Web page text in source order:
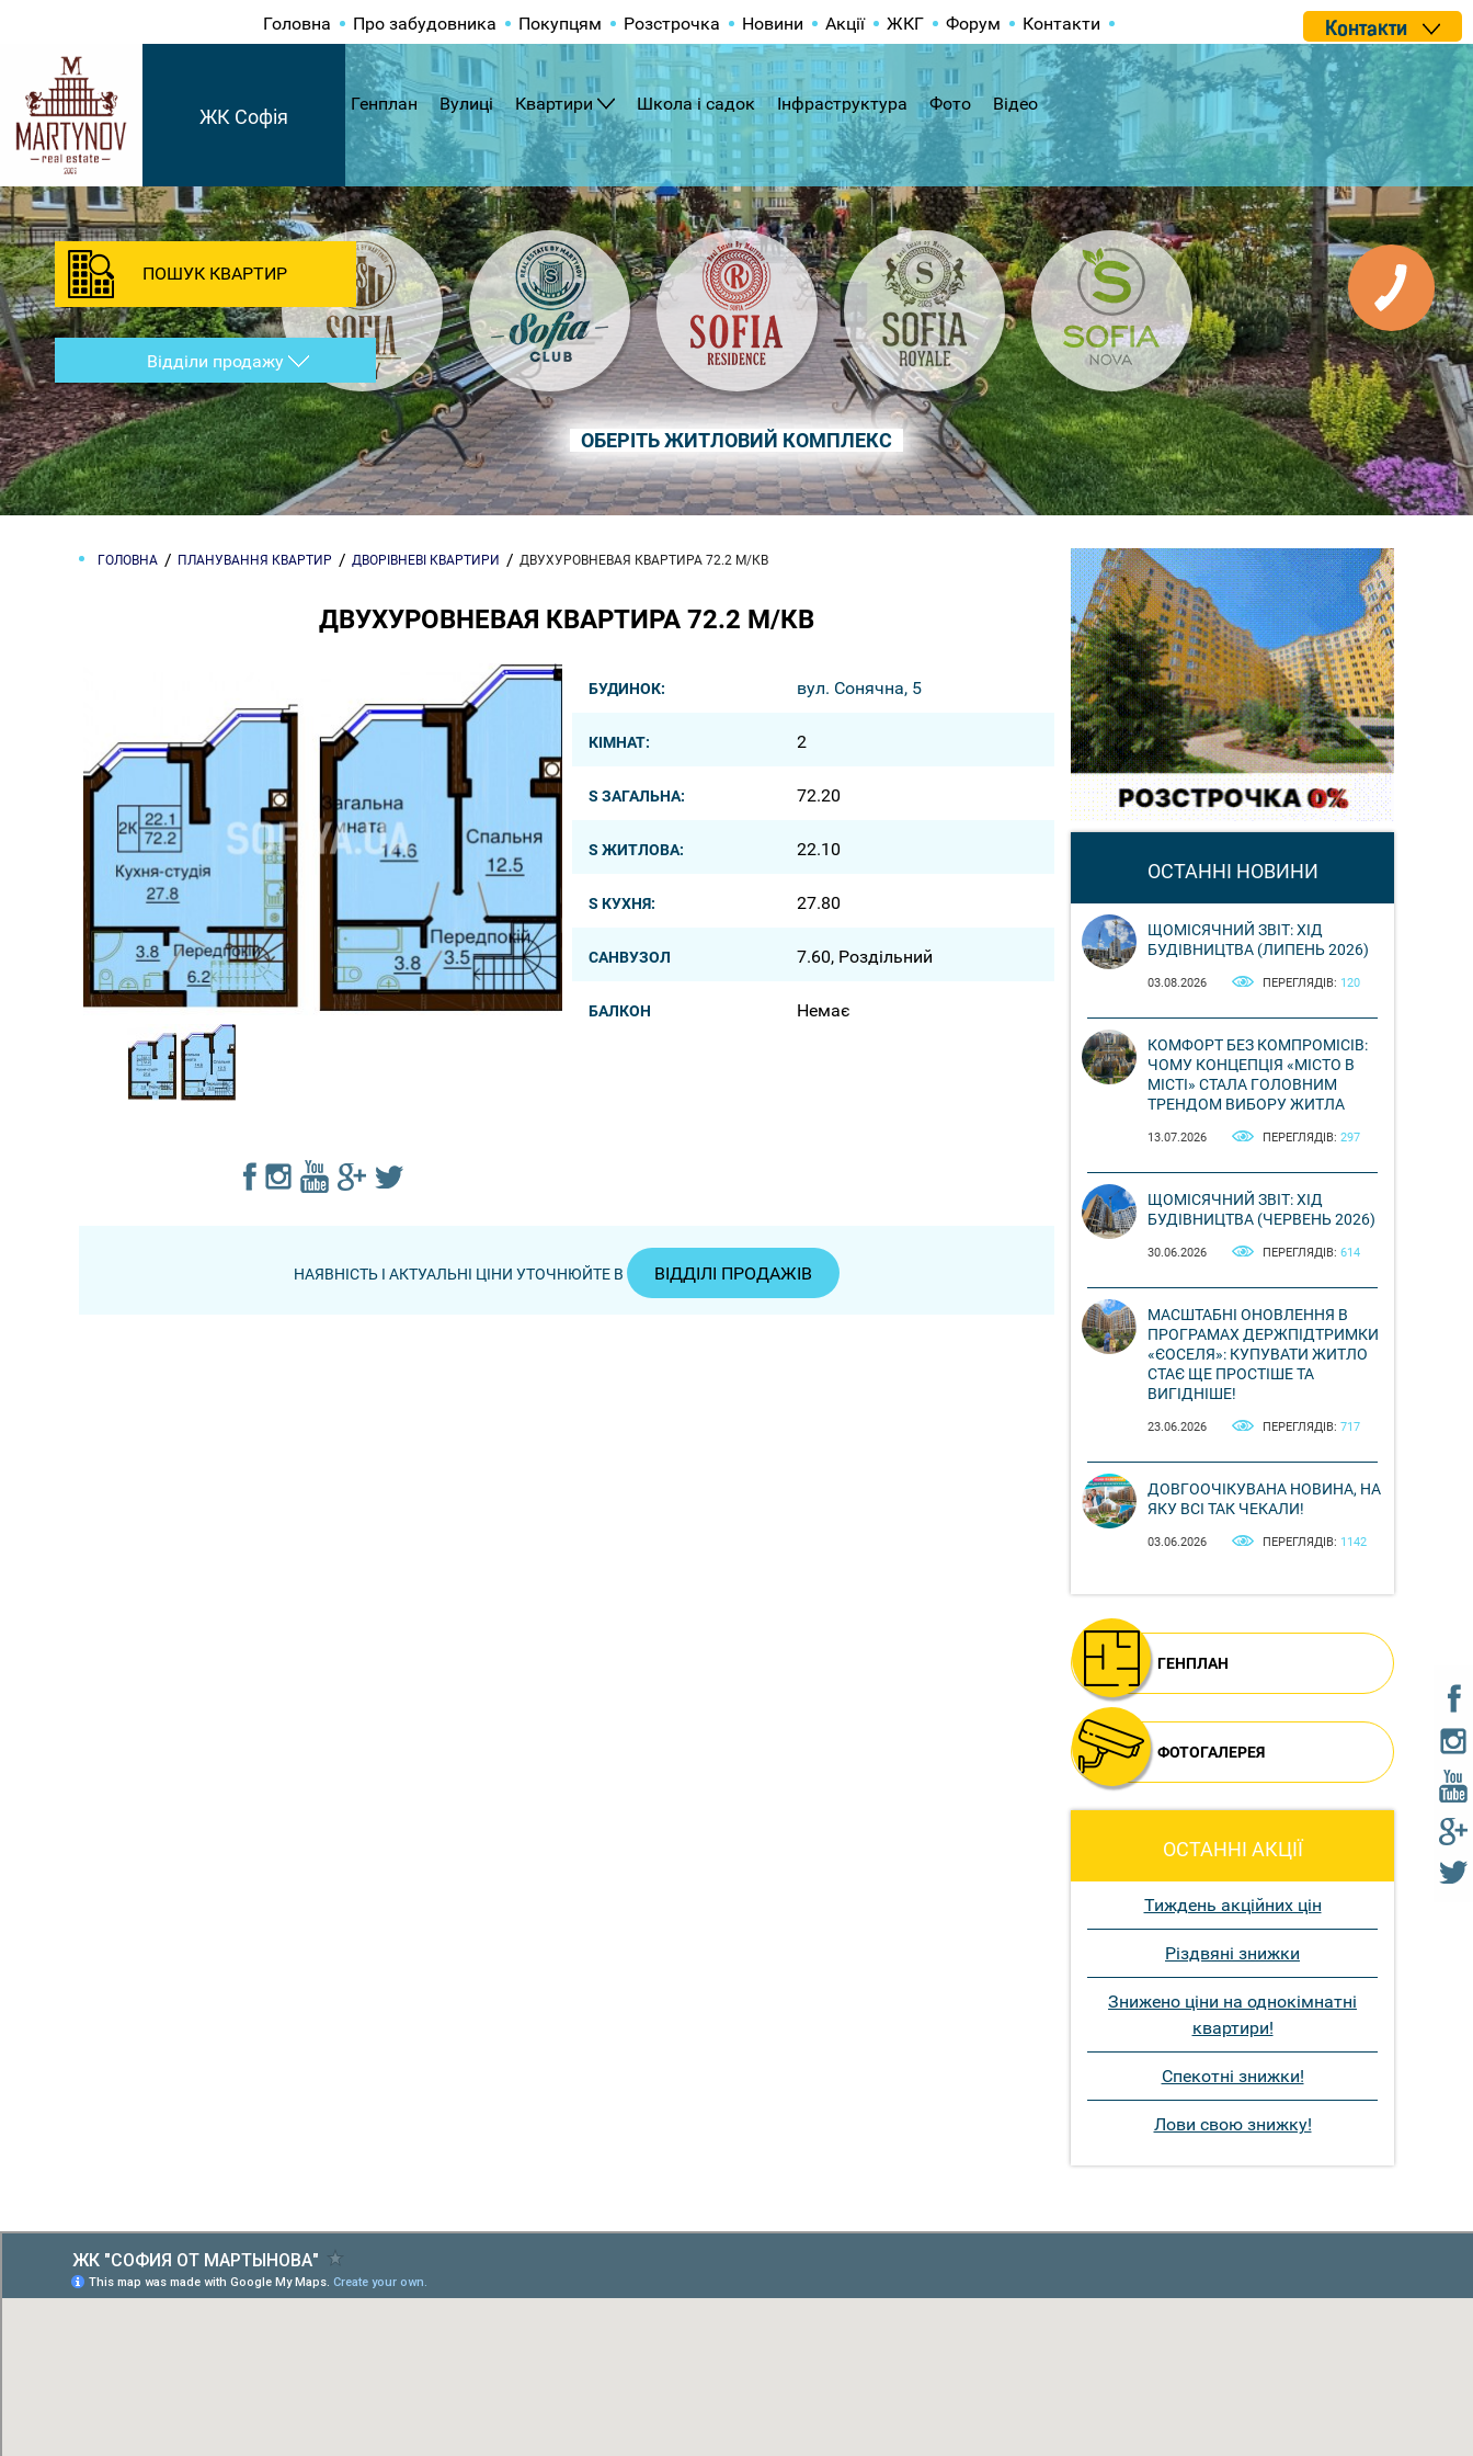
ОБЕРІТЬ ЖИТЛОВИЙ КОМПЛЕКС
Головна Про забудовника Покупцям Розстрочка Новини Акції ЖКГ Форум Контакти Контакти
ЖК Софія
Генплан Вулиці Квартири Школа і садок Інфраструктура Фото Відео
ПОШУК КВАРТИР
Відділи продажу
ГОЛОВНА ПЛАНУВАННЯ КВАРТИР ДВОРІВНЕВІ КВАРТИРИ ДВУХУРОВНЕВАЯ КВАРТИРА 72.2 М/КВ
ДВУХУРОВНЕВАЯ КВАРТИРА 72.2 М/КВ
БУДИНОК: вул. Сонячна, 5
КІМНАТ: 2
S ЗАГАЛЬНА: 72.20
S ЖИТЛОВА: 22.10
S КУХНЯ: 27.80
САНВУЗОЛ 7.60, Роздільний
БАЛКОН Немає
НАЯВНІСТЬ І АКТУАЛЬНІ ЦІНИ УТОЧНЮЙТЕ В ВІДДІЛІ ПРОДАЖІВ
ОСТАННІ НОВИНИ
ЩОМІСЯЧНИЙ ЗВІТ: ХІД
БУДІВНИЦТВА (ЛИПЕНЬ 2026)
03.08.2026 ПЕРЕГЛЯДІВ: 120
КОМФОРТ БЕЗ КОМПРОМІСІВ:
ЧОМУ КОНЦЕПЦІЯ «МІСТО В
МІСТІ» СТАЛА ГОЛОВНИМ
ТРЕНДОМ ВИБОРУ ЖИТЛА
13.07.2026 ПЕРЕГЛЯДІВ: 297
ЩОМІСЯЧНИЙ ЗВІТ: ХІД
БУДІВНИЦТВА (ЧЕРВЕНЬ 2026)
30.06.2026 ПЕРЕГЛЯДІВ: 614
МАСШТАБНІ ОНОВЛЕННЯ В
ПРОГРАМАХ ДЕРЖПІДТРИМКИ
«ЄОСЕЛЯ»: КУПУВАТИ ЖИТЛО
СТАЄ ЩЕ ПРОСТІШЕ ТА
ВИГІДНІШЕ!
23.06.2026 ПЕРЕГЛЯДІВ: 717
ДОВГООЧІКУВАНА НОВИНА, НА
ЯКУ ВСІ ТАК ЧЕКАЛИ!
03.06.2026 ПЕРЕГЛЯДІВ: 1142
ГЕНПЛАН
ФОТОГАЛЕРЕЯ
ОСТАННІ АКЦІЇ
Тиждень акційних цін
Різдвяні знижки
Знижено ціни на однокімнатні
квартири!
Спекотні знижки!
Лови свою знижку!